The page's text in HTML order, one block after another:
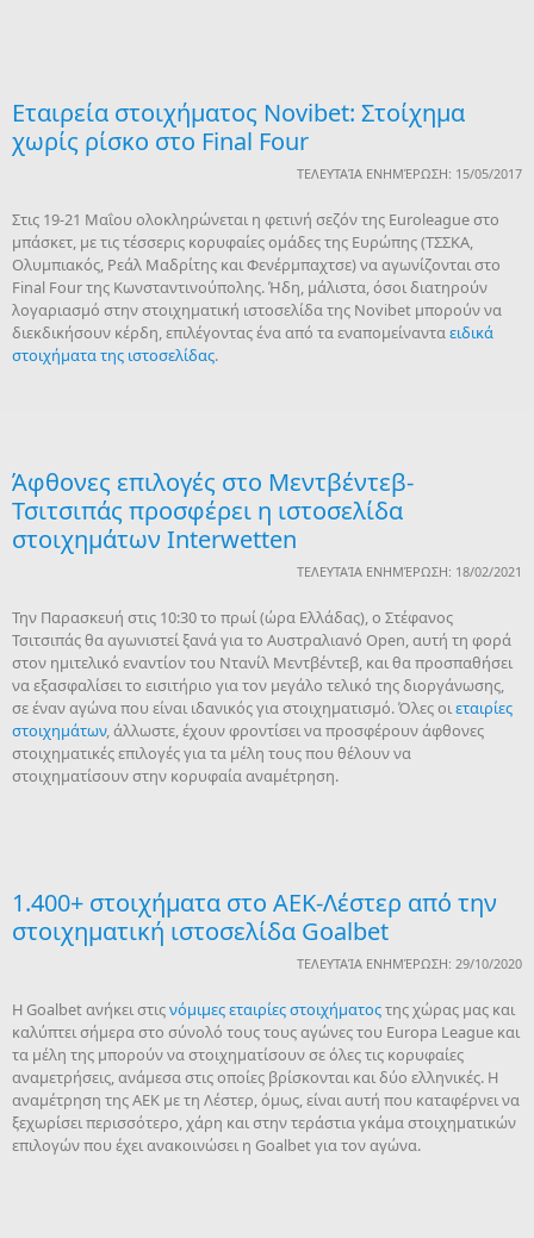
Εταιρεία στοιχήματος Novibet: Στοίχημα
χωρίς ρίσκο στο Final Four
ΤΕΛΕΥΤΑΊΑ ΕΝΗΜΈΡΩΣΗ: 15/05/2017
Στις 19-21 Μαΐου ολοκληρώνεται η φετινή σεζόν της Euroleague στο
μπάσκετ, με τις τέσσερις κορυφαίες ομάδες της Ευρώπης (ΤΣΣΚΑ,
Ολυμπιακός, Ρεάλ Μαδρίτης και Φενέρμπαχτσε) να αγωνίζονται στο
Final Four της Κωνσταντινούπολης. Ήδη, μάλιστα, όσοι διατηρούν
λογαριασμό στην στοιχηματική ιστοσελίδα της Novibet μπορούν να
διεκδικήσουν κέρδη, επιλέγοντας ένα από τα εναπομείνανταειδικά
στοιχήματα της ιστοσελίδας.
Άφθονες επιλογές στο Μεντβέντεβ-
Τσιτσιπάς προσφέρει η ιστοσελίδα
στοιχημάτων Interwetten
ΤΕΛΕΥΤΑΊΑ ΕΝΗΜΈΡΩΣΗ: 18/02/2021
Την Παρασκευή στις 10:30 το πρωί (ώρα Ελλάδας), ο Στέφανος
Τσιτσιπάς θα αγωνιστεί ξανά για το Αυστραλιανό Open, αυτή τη φορά
στον ημιτελικό εναντίον του Ντανίλ Μεντβέντεβ, και θα προσπαθήσει
να εξασφαλίσει το εισιτήριο για τον μεγάλο τελικό της διοργάνωσης,
σε έναν αγώνα που είναι ιδανικός για στοιχηματισμό. Όλες οιεταιρίες
στοιχημάτων, άλλωστε, έχουν φροντίσει να προσφέρουν άφθονες
στοιχηματικές επιλογές για τα μέλη τους που θέλουν να
στοιχηματίσουν στην κορυφαία αναμέτρηση.
1.400+ στοιχήματα στο ΑΕΚ-Λέστερ από την
στοιχηματική ιστοσελίδα Goalbet
ΤΕΛΕΥΤΑΊΑ ΕΝΗΜΈΡΩΣΗ: 29/10/2020
Η Goalbet ανήκει στιςνόμιμες εταιρίες στοιχήματοςτης χώρας μας και
καλύπτει σήμερα στο σύνολό τους τους αγώνες του Europa League και
τα μέλη της μπορούν να στοιχηματίσουν σε όλες τις κορυφαίες
αναμετρήσεις, ανάμεσα στις οποίες βρίσκονται και δύο ελληνικές. Η
αναμέτρηση της ΑΕΚ με τη Λέστερ, όμως, είναι αυτή που καταφέρνει να
ξεχωρίσει περισσότερο, χάρη και στην τεράστια γκάμα στοιχηματικών
επιλογών που έχει ανακοινώσει η Goalbet για τον αγώνα.